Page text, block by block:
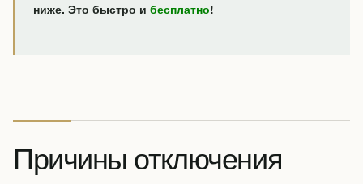
ниже. Это быстро и бесплатно!
Причины отключения